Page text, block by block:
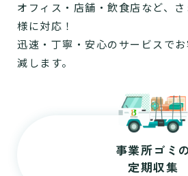
オフィス・店舗・飲食店など、
様に対応！
迅速・丁寧・安心のサービスで
減します。
事業所ゴミの
定期収集